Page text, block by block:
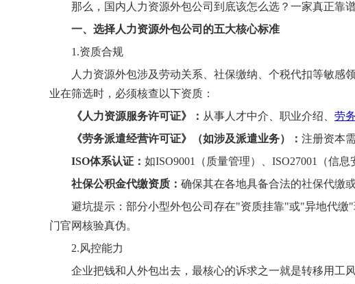
那么，国内人力资源外包公司到底该怎么选？一家真正靠
一、选择人力资源外包公司的五大核心标准
1.资质合规
人力资源外包涉及劳动关系、社保缴纳、个税代扣等敏感
业在筛选时，必须核查以下资质：
《人力资源服务许可证》： 从事人才中介、职业介绍、 劳
《劳务派遣经营许可证》（如涉及派遣业务）： 注册资本
ISO体系认证： 如ISO9001（质量管理）、ISO27001（信
社保公积金代缴资质： 确保其在各地具备合法的社保代缴
避坑提示：部分小型外包公司存在"资质挂靠"或"异地代
门官网核验真伪。
2.风控能力
企业把钱和人外包出去，最核心的诉求之一就是转移用工